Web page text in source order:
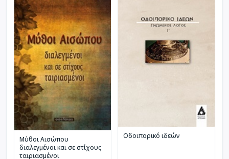
Μύθοι Αισώπου
διαλεγμένοι και σε στίχους
ταιριασμένοι
Οδοιπορικό ιδεών